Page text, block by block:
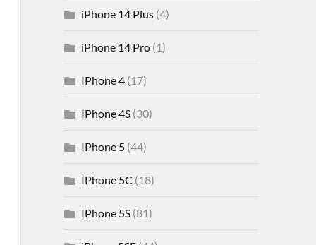
iPhone 14 Plus(4)
iPhone 14 Pro(1)
IPhone 4(17)
IPhone 4S(30)
IPhone 5(44)
IPhone 5C (18)
IPhone 5S(81)